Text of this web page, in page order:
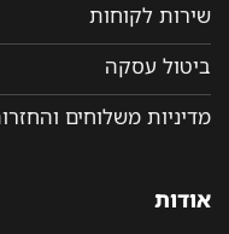
שירות לקוחות
ביטול עסקה
מדיניות משלוחים והחזרות
אודות